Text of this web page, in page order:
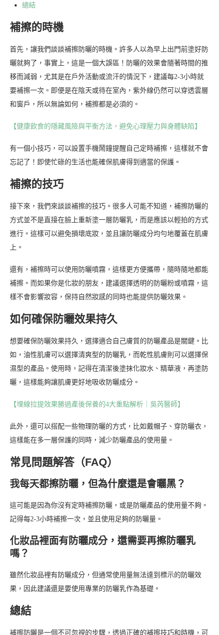
總結
補擦的時機
首先，讓我們談談補擦防曬的時機。許多人以為早上出門前塗好防
曬就夠了，事實上，這是一個大誤區！防曬的效果會隨著時間的推
移而減弱，尤其是在戶外活動或流汗的情況下，建議每2-3小時就
要補擦一次。即便是在陰天或待在室內，紫外線仍然可以穿透雲層
和窗戶，所以無論如何，補擦都是必須的。
【健康飲食的隱藏風險與平衡方法，避免心理壓力與身體缺陷】
有一個小技巧，可以設置手機鬧鐘提醒自己定時補擦，這樣就不會
忘記了！即使忙碌的生活也能確保肌膚得到適當的保護。
補擦的技巧
接下來，我們來談談補擦的技巧。很多人可能不知道，補擦防曬的
方式並不是直接在臉上重新塗一層防曬乳，而是應該以輕拍的方式
進行。這樣可以避免損壞底妝，並且讓防曬成分均勻地覆蓋在肌膚
上。
還有，補擦時可以使用防曬噴霧，這樣更方便攜帶，隨時隨地都能
補擦。而如果你是化妝的朋友，建議選擇透明的防曬粉或噴霧，這
樣不會影響妝容，保持自然妝感的同時也能提供防曬效果。
如何確保防曬效果持久
想要確保防曬效果持久，選擇適合自己膚質的防曬產品是關鍵。比
如，油性肌膚可以選擇清爽型的防曬乳，而乾性肌膚則可以選擇保
濕型的產品。使用時，記得在清潔後塗抹化妝水、精華液，再塗防
曬，這樣能夠讓肌膚更好地吸收防曬成分。
【埋線拉提效果勝過產後保養的4大重點解析｜吳芮醫師】
此外，還可以搭配一些物理防曬的方式，比如戴帽子、穿防曬衣，
這樣能在多一層保護的同時，減少防曬產品的使用量。
常見問題解答（FAQ）
我每天都擦防曬，但為什麼還是會曬黑？
這可能是因為你沒有定時補擦防曬，或是防曬產品的使用量不夠。
記得每2-3小時補擦一次，並且使用足夠的防曬量。
化妝品裡面有防曬成分，還需要再擦防曬乳
嗎？
雖然化妝品裡有防曬成分，但通常使用量無法達到標示的防曬效
果，因此建議還是要使用專業的防曬乳作為基礎。
總結
補擦防曬是一個不可忽視的步驟，透過正確的補擦技巧和時機，可